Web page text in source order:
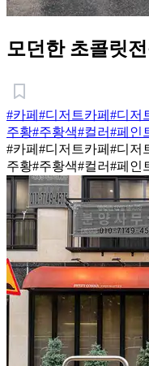
모던한 초콜릿
#카페 #디저트카페 #디저
주황#주황색#컬러#페인
#카페 #디저트카페 #디저
주황#주황색#컬러#페인